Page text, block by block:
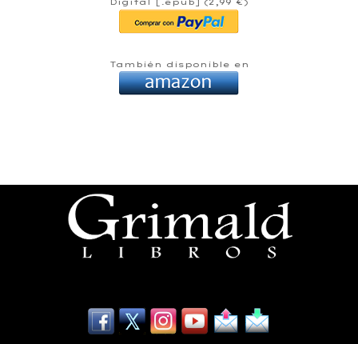
Digital [.epub] (2,99 €)
También disponible en